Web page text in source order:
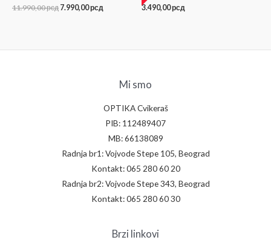
11.990,00рсд 7.990,00рсд 3.490,00рсд
Mi smo
OPTIKA Cvikeraš
PIB: 112489407
MB: 66138089
Radnja br1: Vojvode Stepe 105, Beograd
Kontakt: 065 280 60 20
Radnja br2: Vojvode Stepe 343, Beograd
Kontakt: 065 280 60 30
Brzi linkovi